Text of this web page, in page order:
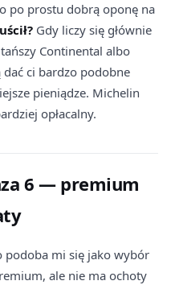
po prostu dobrą oponę na
Gdy liczy się głównie
Continental albo
ci bardzo podobne
pieniądze. Michelin
opłacalny.
6 — premium
podoba mi się jako wybór
ale nie ma ochoty